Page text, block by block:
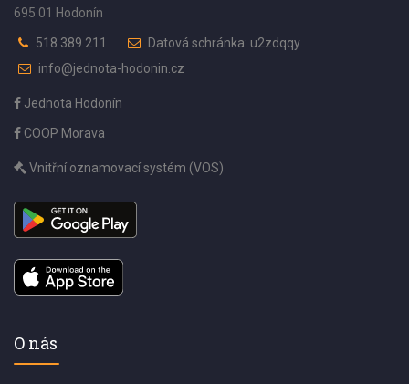
695 01 Hodonín
518 389 211
Datová schránka: u2zdqqy
info@jednota-hodonin.cz
Jednota Hodonín
COOP Morava
Vnitřní oznamovací systém (VOS)
O nás